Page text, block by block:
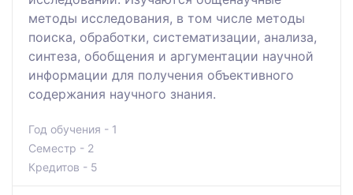
методы исследования, в том числе методы
поиска, обработки, систематизации, анализа,
синтеза, обобщения и аргументации научной
информации для получения объективного
содержания научного знания.
Год обучения - 1
Семестр - 2
Кредитов - 5